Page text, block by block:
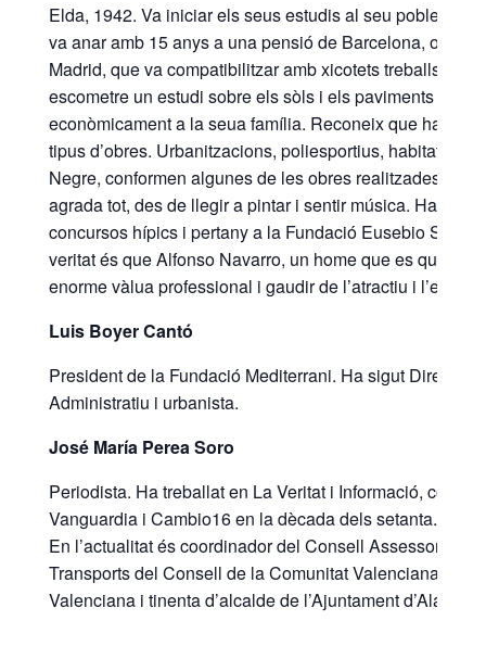
Elda, 1942. Va iniciar els seus estudis al seu poble,
va anar amb 15 anys a una pensió de Barcelona, on va
Madrid, que va compatibilitzar amb xicotets treballs en
escometre un estudi sobre els sòls i els paviments de
econòmicament a la seua família. Reconeix que ha
tipus d’obres. Urbanitzacions, poliesportius, habitatges
Negre, conformen algunes de les obres realitzades
agrada tot, des de llegir a pintar i sentir música. Ha
concursos hípics i pertany a la Fundació Eusebio
veritat és que Alfonso Navarro, un home que es
enorme vàlua professional i gaudir de l’atractiu i
Luis Boyer Cantó
President de la Fundació Mediterrani. Ha sigut Director
Administratiu i urbanista.
José María Perea Soro
Periodista. Ha treballat en La Veritat i Informació, com
Vanguardia i Cambio16 en la dècada dels setanta. Va
En l’actualitat és coordinador del Consell Assessor de
Transports del Consell de la Comunitat Valenciana,
Valenciana i tinenta d’alcalde de l’Ajuntament d’Alacant.